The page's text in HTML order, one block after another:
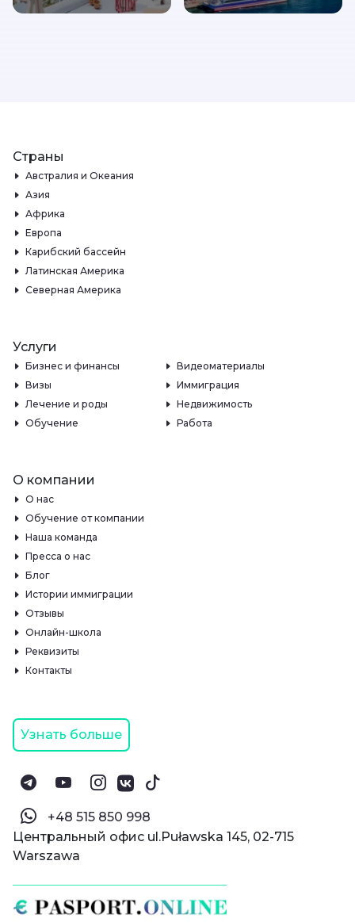
Страны
Австралия и Океания
Азия
Африка
Европа
Карибский бассейн
Латинская Америка
Северная Америка
Услуги
Бизнес и финансы
Видеоматериалы
Визы
Иммиграция
Лечение и роды
Недвижимость
Обучение
Работа
О компании
О нас
Обучение от компании
Наша команда
Пресса о нас
Блог
Истории иммиграции
Отзывы
Онлайн-школа
Реквизиты
Контакты
Узнать больше
‪+48 515 850 998‬
Центральный офис ul.Puławska 145, 02-715
Warszawa